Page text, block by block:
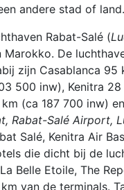
andere stad of land.
Rabat-Salé (
De
zijn Casablanca
500 inw), Kenitra
(ca 187 700 inw)
Rabat-Salé Airport,
Salé, Kenitra Air
die dicht bij de
Belle Etoile, The
van de terminals.